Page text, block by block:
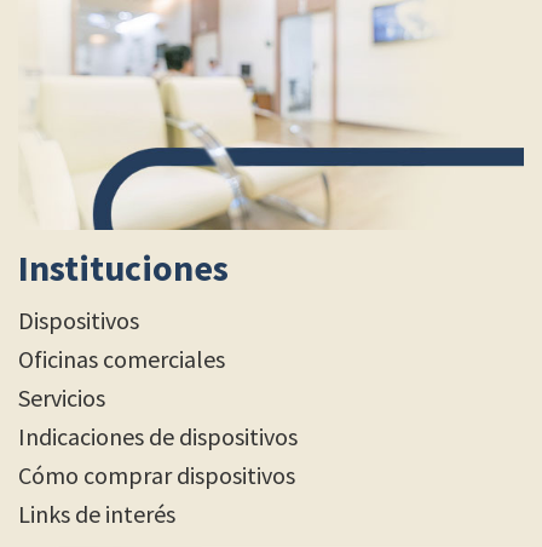
Instituciones
Dispositivos
Oficinas comerciales
Servicios
Indicaciones de dispositivos
Cómo comprar dispositivos
Links de interés